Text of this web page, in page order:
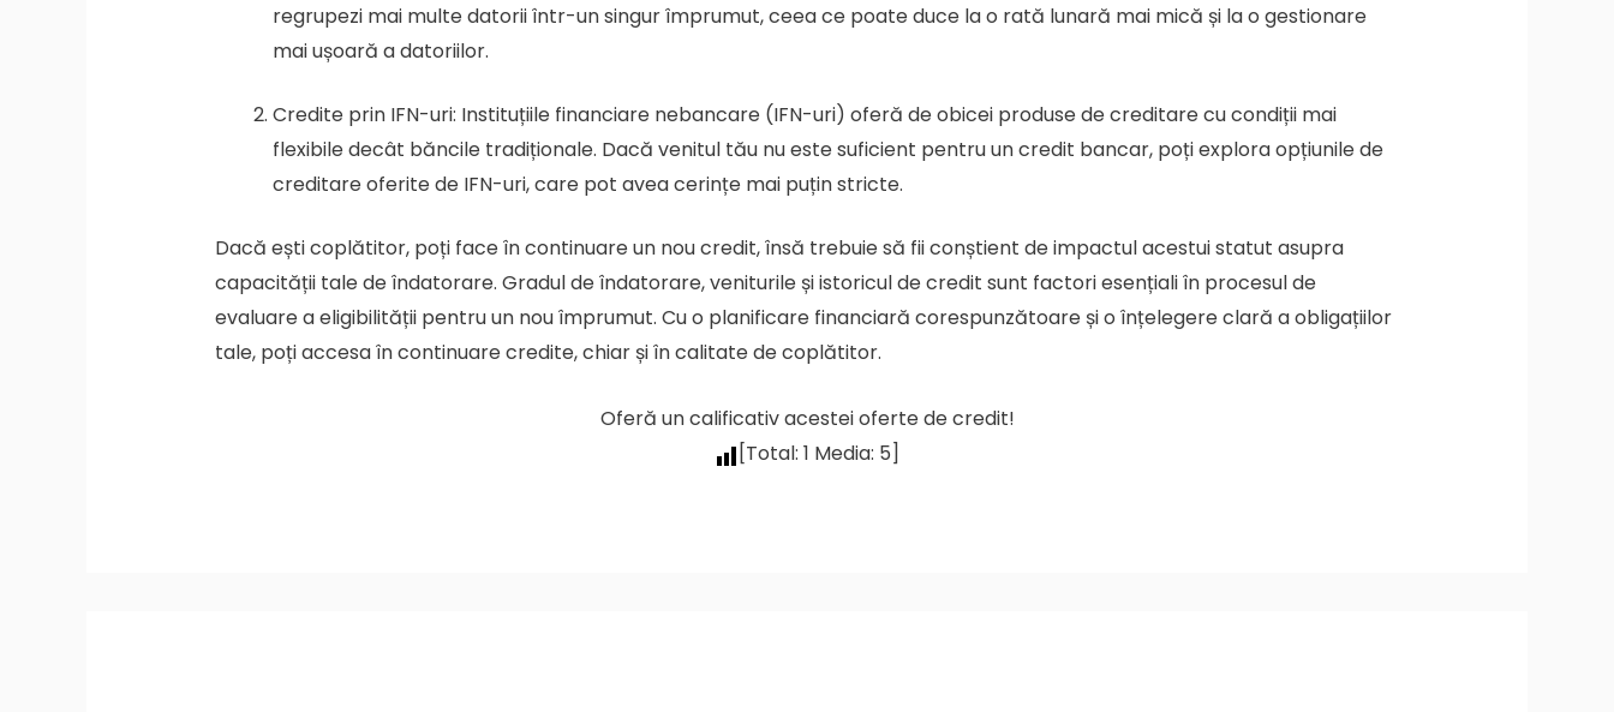
regrupezi mai multe datorii într-un singur împrumut, ceea ce poate duce la o rată lunară mai mică și la o gestionare
mai ușoară a datoriilor.
Credite prin IFN-uri: Instituțiile financiare nebancare (IFN-uri) oferă de obicei produse de creditare cu condiții mai
flexibile decât băncile tradiționale. Dacă venitul tău nu este suficient pentru un credit bancar, poți explora opțiunile de
creditare oferite de IFN-uri, care pot avea cerințe mai puțin stricte.
Dacă ești coplătitor, poți face în continuare un nou credit, însă trebuie să fii conștient de impactul acestui statut asupra
capacității tale de îndatorare. Gradul de îndatorare, veniturile și istoricul de credit sunt factori esențiali în procesul de
evaluare a eligibilității pentru un nou împrumut. Cu o planificare financiară corespunzătoare și o înțelegere clară a obligațiilor
tale, poți accesa în continuare credite, chiar și în calitate de coplătitor.
Oferă un calificativ acestei oferte de credit!
[Total: 1 Media: 5]